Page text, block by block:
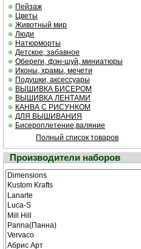
Пейзаж
Цветы
Животный мир
Люди
Натюрморты
Детское, забавное
Обереги, фэн-шуй, миниатюры
Иконы, храмы, мечети
Подушки, аксессуары
ВЫШИВКА БИСЕРОМ
ВЫШИВКА ЛЕНТАМИ
КАНВА С РИСУНКОМ
ДЛЯ ВЫШИВАНИЯ
Бисероплетение,валяние
Полный список товаров
Производители наборов